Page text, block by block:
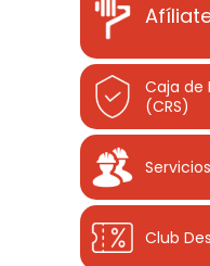
Caja de
(CRS)
Club